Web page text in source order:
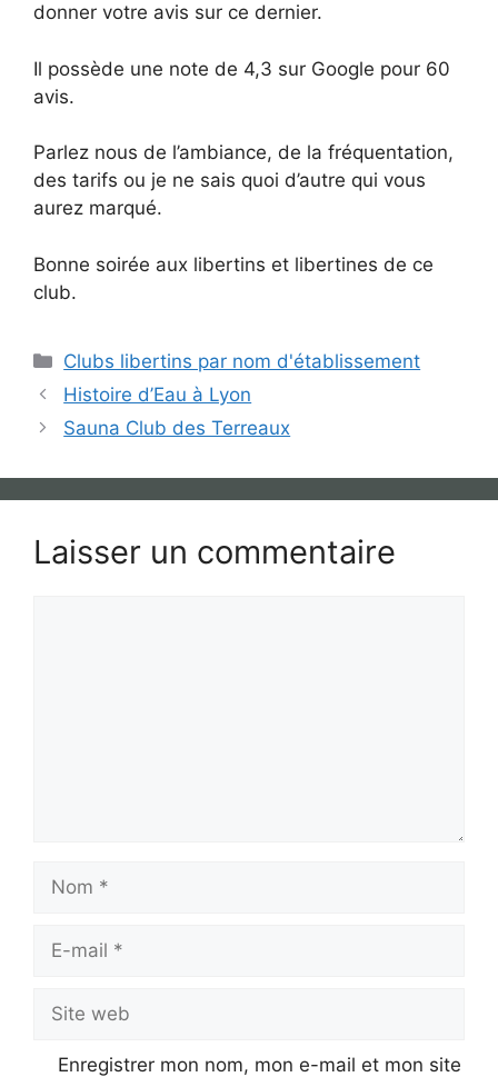
donner votre avis sur ce dernier.
Il possède une note de 4,3 sur Google pour 60
avis.
Parlez nous de l’ambiance, de la fréquentation,
des tarifs ou je ne sais quoi d’autre qui vous
aurez marqué.
Bonne soirée aux libertins et libertines de ce
club.
Catégories
Clubs libertins par nom d'établissement
Histoire d’Eau à Lyon
Sauna Club des Terreaux
Laisser un commentaire
mail
web
Enregistrer mon nom, mon e-mail et mon site